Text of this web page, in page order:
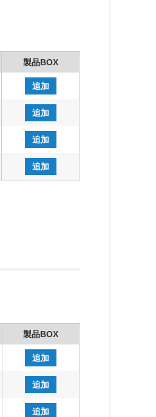
製品BOX
追加
追加
追加
追加
製品BOX
追加
追加
追加